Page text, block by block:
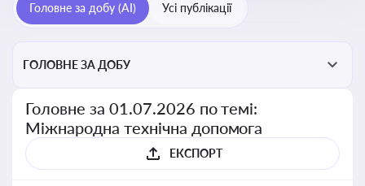
Головне за добу (AI) Усі публікації
ГОЛОВНЕ ЗА ДОБУ
Головне за 01.07.2026 по темі:
Міжнародна технічна допомога
ЕКСПОРТ